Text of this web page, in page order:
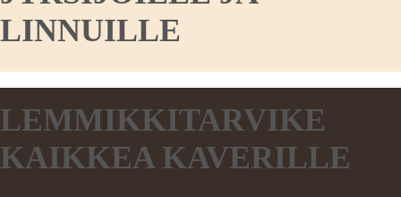
LINNUILLE
LEMMIKKITARVIKE
KAIKKEA KAVERILLE